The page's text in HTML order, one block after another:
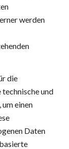
werden
die
und
einen
Daten